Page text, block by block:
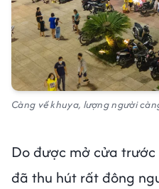
Càng về khuya, lượng người
Do được mở cửa trước
đã thu hút rất đông